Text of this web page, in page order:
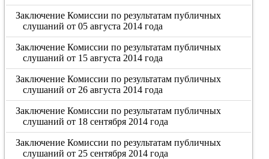
Заключение Комиссии по результатам публичных
слушаний от 05 августа 2014 года
Заключение Комиссии по результатам публичных
слушаний от 15 августа 2014 года
Заключение Комиссии по результатам публичных
слушаний от 26 августа 2014 года
Заключение Комиссии по результатам публичных
слушаний от 18 сентября 2014 года
Заключение Комиссии по результатам публичных
слушаний от 25 сентября 2014 года